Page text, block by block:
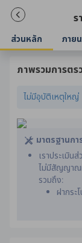
ร
ส่วนหลัก ภาย
ภาพรวมการต
ไม่มีอุบัติเหตุใหญ่
มาตรฐานก
เราประเมิน
ไม่มีสัญญาณ
รวมถึง:
ฝากระ